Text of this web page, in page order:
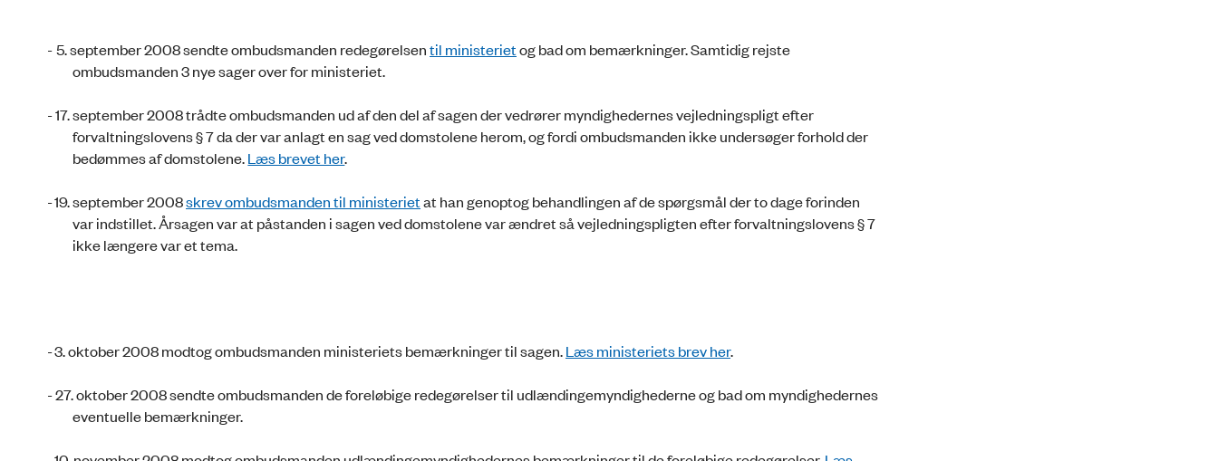
-5. september 2008 sendte ombudsmanden redegørelsentil ministerietog bad om bemærkninger. Samtidig rejste
ombudsmanden 3 nye sager over for ministeriet.
- 17. september 2008 trådte ombudsmanden ud af den del af sagen der vedrører myndighedernes vejledningspligt efter
forvaltningslovens § 7 da der var anlagt en sag ved domstolene herom, og fordi ombudsmanden ikke undersøger forhold der
bedømmes af domstolene.Læs brevet her.
-19. september 2008skrev ombudsmanden til ministerietat han genoptog behandlingen af de spørgsmål der to dage forinden
var indstillet. Årsagen var at påstanden i sagen ved domstolene var ændret så vejledningspligten efter forvaltningslovens § 7
ikke længere var et tema.
-3. oktober 2008 modtog ombudsmanden ministeriets bemærkninger til sagen.Læs ministeriets brev her.
- 27. oktober 2008 sendte ombudsmanden de foreløbige redegørelser til udlændingemyndighederne og bad om myndighedernes
eventuelle bemærkninger.